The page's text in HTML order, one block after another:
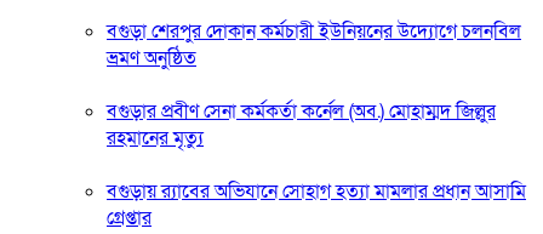
বগুড়া শেরপুর দোকান কর্মচারী ইউনিয়নের উদ্যোগে চলনবিল
ভ্রমণ অনুষ্ঠিত
বগুড়ার প্রবীণ সেনা কর্মকর্তা কর্নেল (অব.) মোহাম্মদ জিল্লুর
রহমানের মৃত্যু
‎বগুড়ায় র‍্যাবের অভিযানে সোহাগ হত্যা মামলার প্রধান আসামি
গ্রেপ্তার